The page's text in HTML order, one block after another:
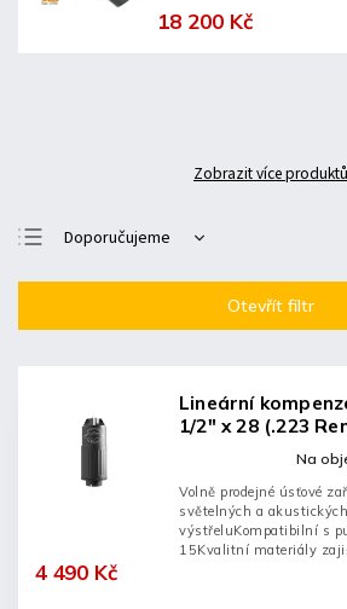
18 200 Kč
Zobrazit více produktů
Doporučujeme
Nejlevnější
Otevřít filtr
Lineární
1/2" x 28 (.223
Na
4 490 Kč
Volně prodejné úsťové
světelných a
výstřeluKompatibilní s
15Kvalitní materiály